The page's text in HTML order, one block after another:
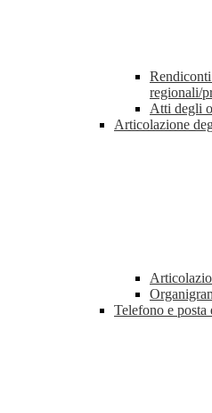
regionali/
Atti degli
Articolazione
Telefono e posta